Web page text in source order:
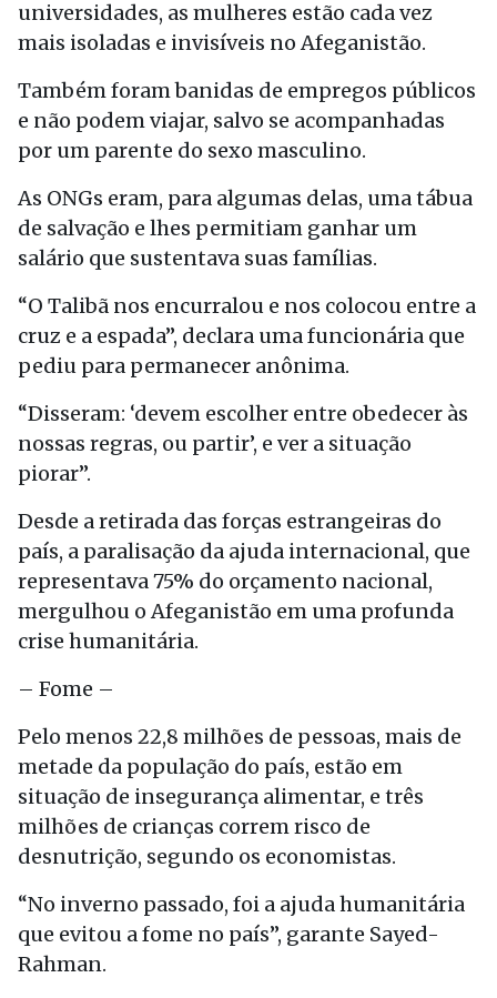
universidades, as mulheres estão cada vez
mais isoladas e invisíveis no Afeganistão.
Também foram banidas de empregos públicos
e não podem viajar, salvo se acompanhadas
por um parente do sexo masculino.
As ONGs eram, para algumas delas, uma tábua
de salvação e lhes permitiam ganhar um
salário que sustentava suas famílias.
“O Talibã nos encurralou e nos colocou entre a
cruz e a espada”, declara uma funcionária que
pediu para permanecer anônima.
“Disseram: ‘devem escolher entre obedecer às
nossas regras, ou partir’, e ver a situação
piorar”.
Desde a retirada das forças estrangeiras do
país, a paralisação da ajuda internacional, que
representava 75% do orçamento nacional,
mergulhou o Afeganistão em uma profunda
crise humanitária.
– Fome –
Pelo menos 22,8 milhões de pessoas, mais de
metade da população do país, estão em
situação de insegurança alimentar, e três
milhões de crianças correm risco de
desnutrição, segundo os economistas.
“No inverno passado, foi a ajuda humanitária
que evitou a fome no país”, garante Sayed-
Rahman.